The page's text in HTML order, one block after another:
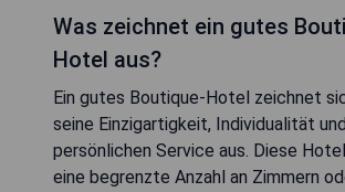
Was zeichnet ein gutes
Hotel aus?
Ein gutes Boutique-Hotel zeichnet
seine Einzigartigkeit, Individualität und
persönlichen Service aus. Diese
eine begrenzte Anzahl an Zimmern